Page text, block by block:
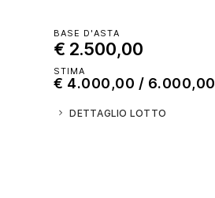
BASE D'ASTA
€ 2.500,00
STIMA
€ 4.000,00 / 6.000,00
DETTAGLIO LOTTO